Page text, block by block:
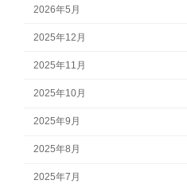
2026年5月
2025年12月
2025年11月
2025年10月
2025年9月
2025年8月
2025年7月